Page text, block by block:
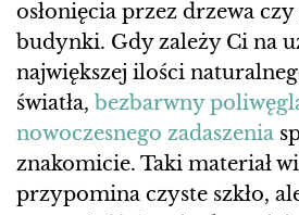
osłonięcia przez drzewa czy
budynki. Gdy zależy Ci na
największej ilości
światła, bezbarwny
nowoczesnego zadaszenia
znakomicie. Taki materiał
przypomina czyste szkło,